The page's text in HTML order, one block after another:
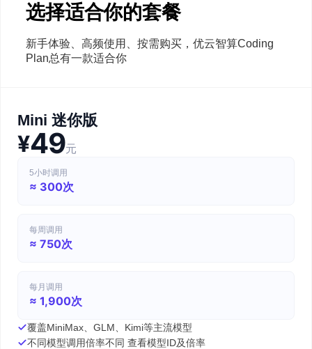
选择适合你的套餐
新手体验、高频使用、按需购买，优云智算Coding
Plan总有一款适合你
Mini 迷你版
¥49元
5小时调用
≈ 300次
每周调用
≈ 750次
每月调用
≈ 1,900次
覆盖MiniMax、GLM、Kimi等主流模型
不同模型调用倍率不同 查看模型ID及倍率